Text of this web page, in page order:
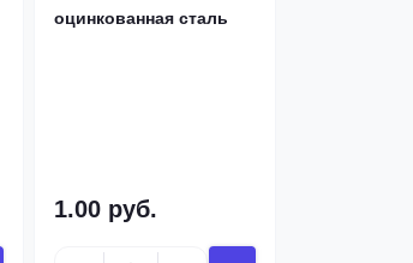
оцинкованная сталь
1.00 руб.